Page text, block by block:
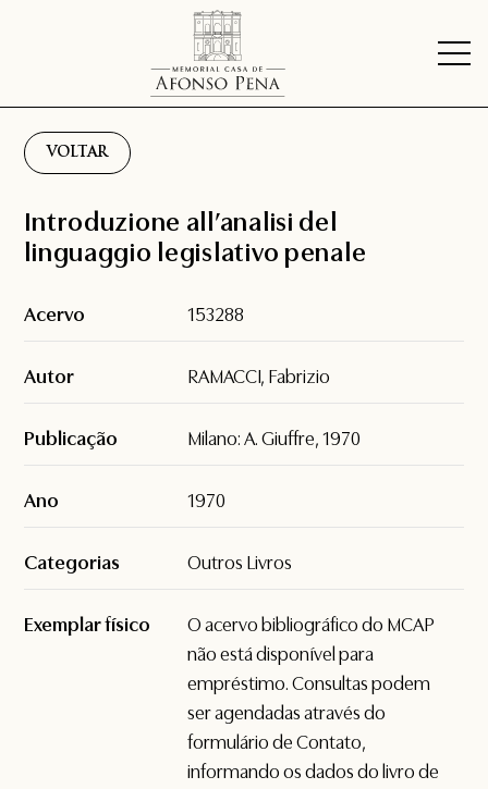
VOLTAR
Introduzione all’analisi del
linguaggio legislativo penale
Acervo 153288
Autor RAMACCI, Fabrizio
Publicação Milano: A. Giuffre, 1970
Ano 1970
Categorias Outros Livros
Exemplar físico
O acervo bibliográfico do MCAP
não está disponível para
empréstimo. Consultas podem
ser agendadas através do
formulário deContato,
informando os dados do livro de